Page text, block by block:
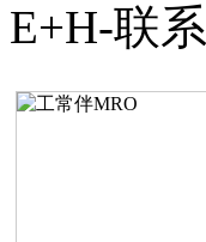
E+H-联